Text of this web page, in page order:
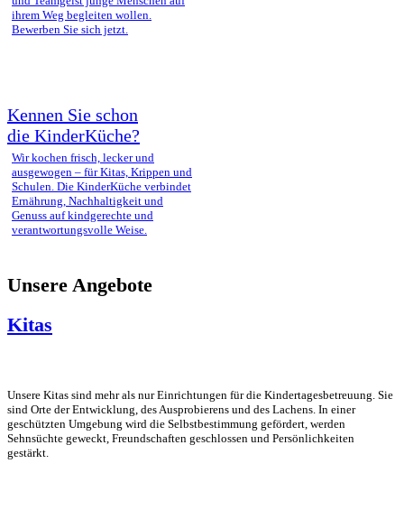
ihrem Weg begleiten wollen.
Bewerben Sie sich jetzt.
Kennen Sie schon
die KinderKüche?
Wir kochen frisch, lecker und
ausgewogen – für Kitas, Krippen und
Schulen. Die KinderKüche verbindet
Ernährung, Nachhaltigkeit und
Genuss auf kindgerechte und
verantwortungsvolle Weise.
Unsere Angebote
Kitas
Unsere Kitas sind mehr als nur Einrichtungen für die Kindertagesbetreuung. Sie
sind Orte der Entwicklung, des Ausprobierens und des Lachens. In einer
geschützten Umgebung wird die Selbstbestimmung gefördert, werden
Sehnsüchte geweckt, Freundschaften geschlossen und Persönlichkeiten
gestärkt.